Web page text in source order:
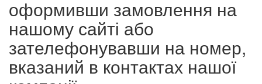
оформивши замовлення на
нашому сайті або
зателефонувавши на номер,
вказаний в контактах нашої